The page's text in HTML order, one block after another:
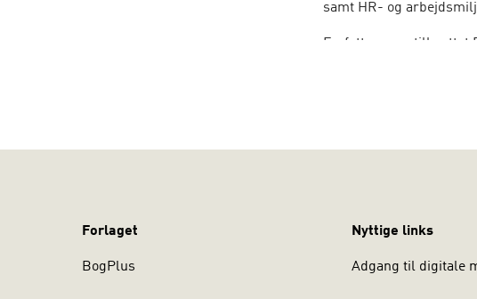
samt HR- og
Forfatterne er tilknyttet
Forlaget
BogPlus
Nyttige links
Adgang til digitale